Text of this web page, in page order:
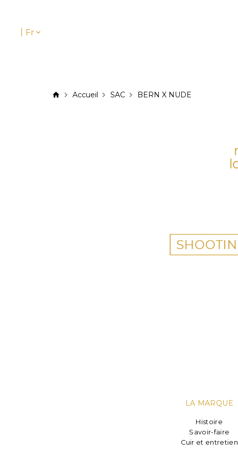
Fr
Accueil SAC BERN X NUDE
LA MARQUE
Histoire
Savoir-faire
Cuir et entretien